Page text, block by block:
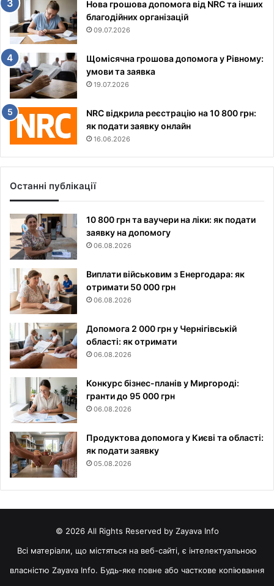
Нова грошова допомога від NRC та інших
благодійних організацій
09.07.2026
Щомісячна грошова допомога у Рівному:
умови та заявка
19.07.2026
NRC відкрила реєстрацію на 10 800 грн:
як подати заявку онлайн
16.06.2026
Останні публікації
10 800 грн та ваучери на ліки: як подати
заявку на допомогу
06.08.2026
Виплати військовим з Енергодара: як
отримати 50 000 грн
06.08.2026
Допомога 2 000 грн у Чернігівській
області: як отримати
06.08.2026
Конкурс бізнес-планів у Миргороді:
гранти до 95 000 грн
06.08.2026
Продуктова допомога у Києві та області:
як подати заявку
05.08.2026
© 2026 All Rights Reserved by Zayava Info
Всі матеріали, що містяться на веб-сайті, є інтелектуальною
власністю Zayava Info. Будь-яке повне або часткове копіювання